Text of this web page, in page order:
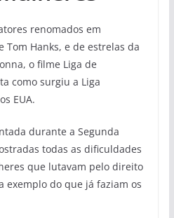
renomados em
Tom Hanks, e de estrelas da
o filme Liga de
como surgiu a Liga
EUA.
durante a Segunda
todas as dificuldades
que lutavam pelo direito
exemplo do que já faziam os